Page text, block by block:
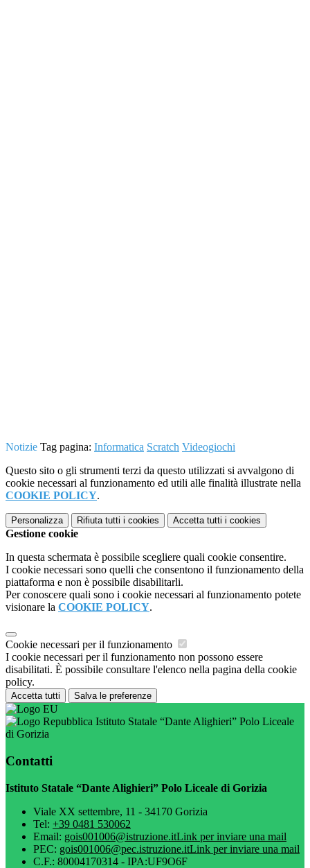
Notizie Tag pagina: Informatica Scratch Videogiochi
Questo sito o gli strumenti terzi da questo utilizzati si avvalgono di
cookie necessari al funzionamento ed utili alle finalità illustrate nella
COOKIE POLICY.
Personalizza Rifiuta tutti i cookies Accetta tutti i cookies
Gestione cookie
In questa schermata è possibile scegliere quali cookie consentire.
I cookie necessari sono quelli che consentono il funzionamento della
piattaforma e non è possibile disabilitarli.
Per conoscere quali sono i cookie necessari al funzionamento potete
visionare la COOKIE POLICY.
Cookie necessari per il funzionamento
I cookie necessari per il funzionamento non possono essere
disabilitati. È possibile consultare l'elenco nella pagina della cookie
policy.
Accetta tutti Salva le preferenze
Istituto Statale “Dante Alighieri” Polo Liceale
di Gorizia
Contatti
Istituto Statale “Dante Alighieri” Polo Liceale di Gorizia
Viale XX settembre, 11 - 34170 Gorizia
Tel: +39 0481 530062
Email: gois001006@istruzione.itLink per inviare una mail
PEC: gois001006@pec.istruzione.itLink per inviare una mail
C.F.: 80004170314 - IPA:UF9O6F